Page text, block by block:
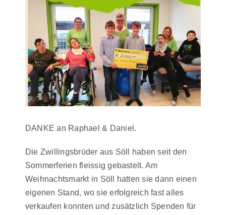
DANKE an Raphael & Daniel.
Die Zwillingsbrüder aus Söll haben seit den
Sommerferien fleissig gebastelt. Am
Weihnachtsmarkt in Söll hatten sie dann einen
eigenen Stand, wo sie erfolgreich fast alles
verkaufen konnten und zusätzlich Spenden für